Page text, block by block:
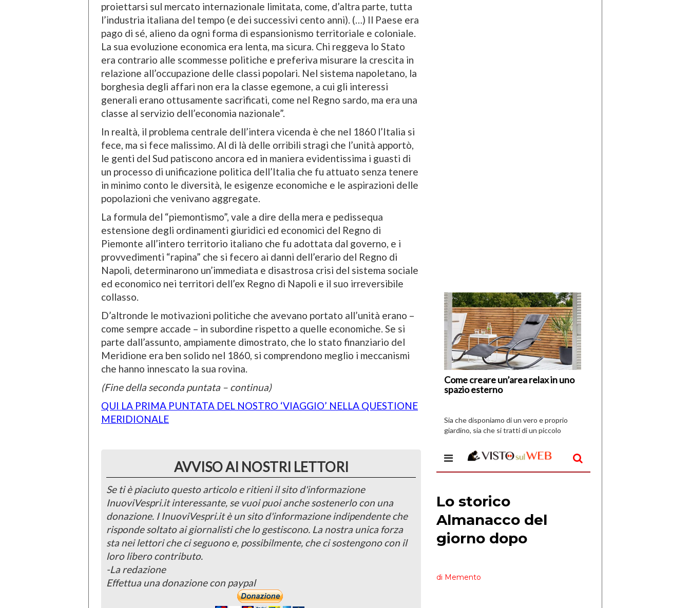
proiettarsi sul mercato internazionale limitata, come, d’altra parte, tutta
l’industria italiana del tempo (e dei successivi cento anni). (…) Il Paese era
pago di sé, alieno da ogni forma di espansionismo territoriale e coloniale.
La sua evoluzione economica era lenta, ma sicura. Chi reggeva lo Stato
era contrario alle scommesse politiche e preferiva misurare la crescita in
relazione all’occupazione delle classi popolari. Nel sistema napoletano, la
borghesia degli affari non era la classe egemone, a cui gli interessi
generali erano ottusamente sacrificati, come nel Regno sardo, ma era una
classe al servizio dell’economia nazionale”.
In realtà, il problema centrale dell’intera vicenda è che nel 1860 l’Italia si
fece, ma si fece malissimo. Al di là delle orribili stragi che l’unità apportò,
le genti del Sud patiscono ancora ed in maniera evidentissima i guasti di
un processo di unificazione politica dell’Italia che fu attuato senza tenere
in minimo conto le diversità, le esigenze economiche e le aspirazioni delle
popolazioni che venivano aggregate.
La formula del “piemontismo”, vale a dire della mera e pedissequa
estensione degli ordinamenti giuridici ed economici del Regno di
Piemonte all’intero territorio italiano che fu adottata dal governo, e i
provvedimenti “rapina” che si fecero ai danni dell’erario del Regno di
Napoli, determinarono un’immediata e disastrosa crisi del sistema sociale
ed economico nei territori dell’ex Regno di Napoli e il suo irreversibile
collasso.
D’altronde le motivazioni politiche che avevano portato all’unità erano –
come sempre accade – in subordine rispetto a quelle economiche. Se si
parte dall’assunto, ampiamente dimostrato, che lo stato finanziario del
Meridione era ben solido nel 1860, si comprendono meglio i meccanismi
che hanno innescato la sua rovina.
(Fine della seconda puntata – continua)
QUI LA PRIMA PUNTATA DEL NOSTRO ‘VIAGGIO’ NELLA QUESTIONE
MERIDIONALE
AVVISO AI NOSTRI LETTORI
Se ti è piaciuto questo articolo e ritieni il sito d'informazione
InuoviVespri.it interessante, se vuoi puoi anche sostenerlo con una
donazione. I InuoviVespri.it è un sito d'informazione indipendente che
risponde soltato ai giornalisti che lo gestiscono. La nostra unica forza
sta nei lettori che ci seguono e, possibilmente, che ci sostengono con il
loro libero contributo.
-La redazione
Effettua una donazione con paypal
Come creare un’area relax in uno
spazio esterno
di
I
Vespri
Sia che disponiamo di un vero e proprio
giardino, sia che si tratti di un piccolo